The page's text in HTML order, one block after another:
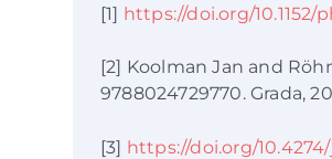
[1] https://doi.org/10.1152/
[2] Koolman Jan and
9788024729770. Grada,
[3] https://doi.org/